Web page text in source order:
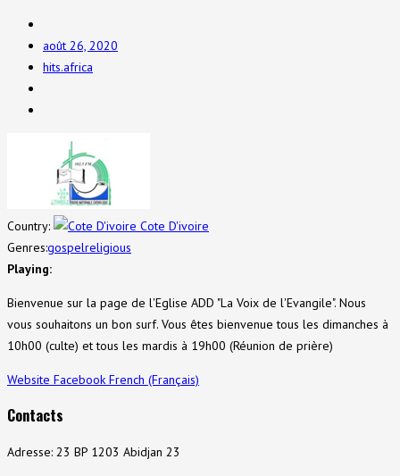
août 26, 2020
hits.africa
Country:
Cote D'ivoire
Genres:gospelreligious
Playing:
Bienvenue sur la page de l'Eglise ADD "La Voix de l'Evangile". Nous
vous souhaitons un bon surf. Vous êtes bienvenue tous les dimanches à
10h00 (culte) et tous les mardis à 19h00 (Réunion de prière)
Website Facebook French (Français)
Contacts
Adresse: 23 BP 1203 Abidjan 23